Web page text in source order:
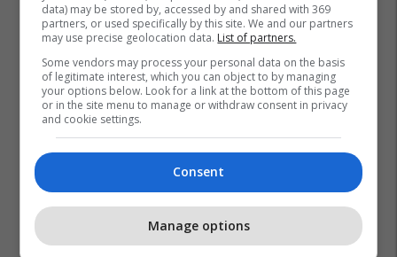
data) may be stored by, accessed by and shared with 369
partners, or used specifically by this site. We and our partners
may use precise geolocation data. List of partners.
Some vendors may process your personal data on the basis
of legitimate interest, which you can object to by managing
your options below. Look for a link at the bottom of this page
or in the site menu to manage or withdraw consent in privacy
and cookie settings.
Consent
Manage options